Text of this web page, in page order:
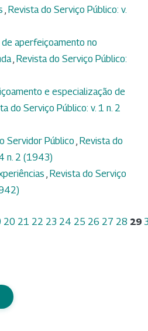
, Revista do Serviço Público: v.
de aperfeiçoamento no
, Revista do Serviço Público:
e especialização de
do Serviço Público: v. 1 n. 2
Servidor Público , Revista do
n. 2 (1943)
, Revista do Serviço
20 21 22 23 24 25 26 27 28 29